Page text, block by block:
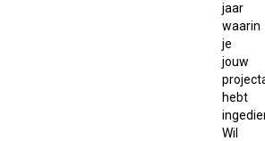
jaar
waarin
je
jouw
hebt
Wil